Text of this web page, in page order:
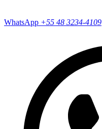
WhatsApp +55 48 3234-4109